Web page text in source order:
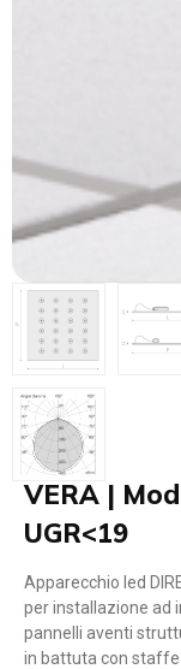
VERA |
UGR<19
Apparecchio led
per installazione ad
pannelli aventi
in battuta con